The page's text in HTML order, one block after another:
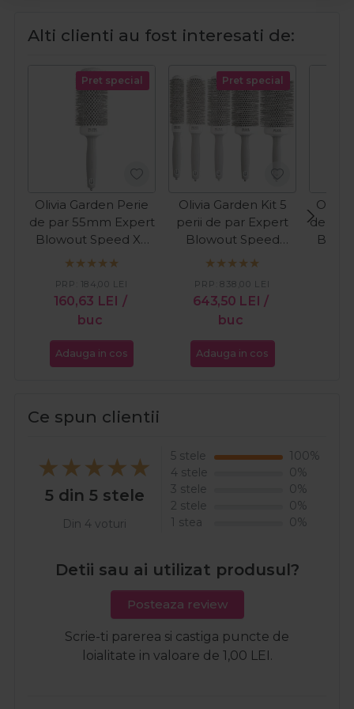
Alti clienti au fost interesati de:
Pret special
Olivia Garden Perie
de par 55mm Expert
Blowout Speed XL
White
160,63 LEI /
buc
PRP: 184,00 LEI
Adauga in cos
Pret special
Olivia Garden Kit 5
perii de par Expert
Blowout Speed
White&Grey
643,50 LEI /
buc
PRP:838,00 LEI
Adauga in cos
Olivia
de par
Ce spun clientii
5 din 5 stele
Din 4 voturi
5 stele
100%
4 stele
0%
3 stele
0%
2 stele
0%
1 stea
0%
Detii sau ai utilizat produsul?
Posteaza review
Scrie-ti parerea si castiga puncte de
loialitate in valoare de 1,00 LEI.